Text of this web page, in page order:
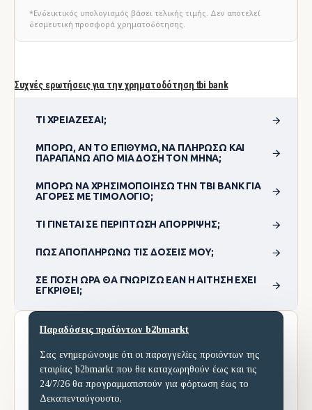
Συχνές ερωτήσεις για την χρηματοδότηση tbi bank
ΤΙ ΧΡΕΙΆΖΕΣΑΙ;
ΜΠΟΡΏ, ΑΝ ΤΟ ΕΠΙΘΥΜΏ, ΝΑ ΠΛΗΡΏΣΩ ΚΑΙ
ΠΑΡΑΠΆΝΩ ΑΠΌ ΜΊΑ ΔΌΣΗ ΤΟΝ ΜΉΝΑ;
ΜΠΟΡΏ ΝΑ ΧΡΗΣΙΜΟΠΟΊΗΣΩ ΤΗΝ TBI BANK ΓΙΑ
ΑΓΟΡΈΣ ΜΕ ΤΙΜΟΛΌΓΙΟ;
ΤΙ ΓΊΝΕΤΑΙ ΣΕ ΠΕΡΊΠΤΩΣΗ ΑΠΌΡΡΙΨΗΣ;
ΠΏΣ ΑΠΟΠΛΗΡΏΝΩ ΤΙΣ ΔΌΣΕΙΣ ΜΟΥ;
ΣΕ ΠΌΣΗ ΏΡΑ ΘΑ ΓΝΩΡΊΖΩ ΕΆΝ Η ΑΊΤΗΣΗ ΈΧΕΙ
ΕΓΚΡΙΘΕΊ;
*Ενδεικτικός υπολογισμός βάσει τελικής τιμής. Δεν αποτελεί
δεσμευτική προσφορά χρηματοδότησης.
Παραδόσεις προϊόντων b2bmarkt
Σας ενημερώνουμε ότι οι παραγγελίες προιόντων της
εταιρίας b2bmarkt που θα καταχωρηθούν έως και τις
24/7/26 θα προγραμματιστούν για φόρτωση έως το
Δεκαπενταύγουστο,